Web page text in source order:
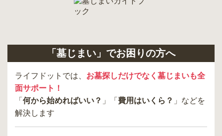
「墓じまい」でお困りの方へ
ライフドットでは、 お墓探しだけでなく墓じまいも全
面サポート！
「 何から始めればいい？ 」「 費用はいくら？ 」などを
解決します